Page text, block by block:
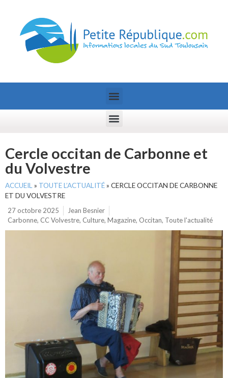
Cercle occitan de Carbonne et
du Volvestre
ACCUEIL » TOUTE L’ACTUALITÉ» CERCLE OCCITAN DE CARBONNE
ET DU VOLVESTRE
27 octobre 2025
Jean Besnier
Carbonne, CC Volvestre, Culture, Magazine, Occitan, Toute l'actualité